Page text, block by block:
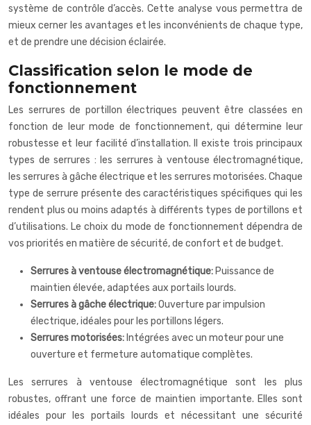
système de contrôle d’accès. Cette analyse vous permettra de
mieux cerner les avantages et les inconvénients de chaque type,
et de prendre une décision éclairée.
Classification selon le mode de
fonctionnement
Les serrures de portillon électriques peuvent être classées en
fonction de leur mode de fonctionnement, qui détermine leur
robustesse et leur facilité d’installation. Il existe trois principaux
types de serrures : les serrures à ventouse électromagnétique,
les serrures à gâche électrique et les serrures motorisées. Chaque
type de serrure présente des caractéristiques spécifiques qui les
rendent plus ou moins adaptés à différents types de portillons et
d’utilisations. Le choix du mode de fonctionnement dépendra de
vos priorités en matière de sécurité, de confort et de budget.
Serrures à ventouse électromagnétique: Puissance de
maintien élevée, adaptées aux portails lourds.
Serrures à gâche électrique:Ouverture par impulsion
électrique, idéales pour les portillons légers.
Serrures motorisées: Intégrées avec un moteur pour une
ouverture et fermeture automatique complètes.
Les serrures à ventouse électromagnétique sont les plus
robustes, offrant une force de maintien importante. Elles sont
idéales pour les portails lourds et nécessitant une sécurité